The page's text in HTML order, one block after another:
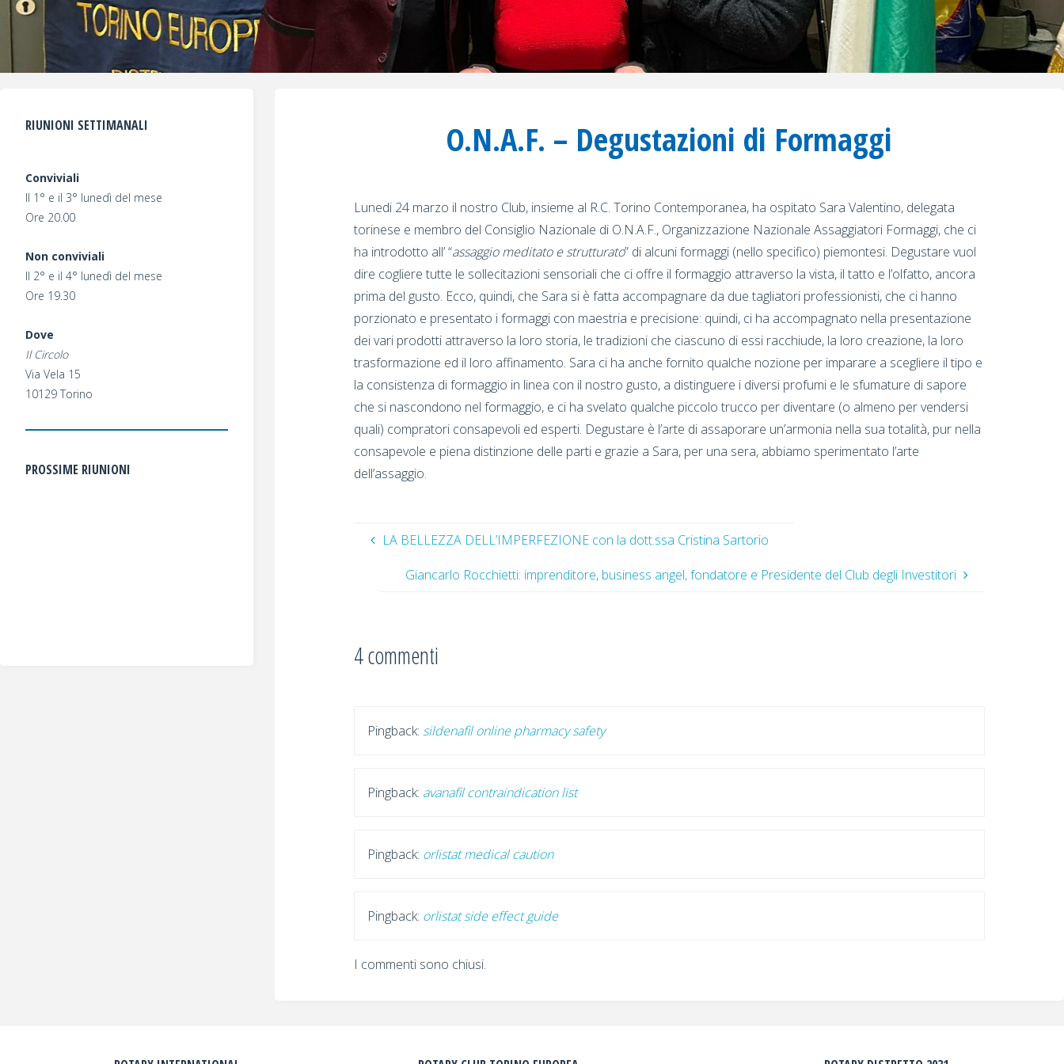
O.N.A.F. – Degustazioni di Formaggi
Lunedi 24 marzo il nostro Club, insieme al R.C. Torino Contemporanea, ha ospitato Sara Valentino, delegata
torinese e membro del Consiglio Nazionale di O.N.A.F., Organizzazione Nazionale Assaggiatori Formaggi, che ci
ha introdotto all’ “assaggio meditato e strutturato” di alcuni formaggi (nello specifico) piemontesi. Degustare vuol
dire cogliere tutte le sollecitazioni sensoriali che ci offre il formaggio attraverso la vista, il tatto e l’olfatto, ancora
prima del gusto. Ecco, quindi, che Sara si è fatta accompagnare da due tagliatori professionisti, che ci hanno
porzionato e presentato i formaggi con maestria e precisione: quindi, ci ha accompagnato nella presentazione
dei vari prodotti attraverso la loro storia, le tradizioni che ciascuno di essi racchiude, la loro creazione, la loro
trasformazione ed il loro affinamento. Sara ci ha anche fornito qualche nozione per imparare a scegliere il tipo e
la consistenza di formaggio in linea con il nostro gusto, a distinguere i diversi profumi e le sfumature di sapore
che si nascondono nel formaggio, e ci ha svelato qualche piccolo trucco per diventare (o almeno per vendersi
quali) compratori consapevoli ed esperti. Degustare è l’arte di assaporare un’armonia nella sua totalità, pur nella
consapevole e piena distinzione delle parti e grazie a Sara, per una sera, abbiamo sperimentato l’arte
dell’assaggio.
LA BELLEZZA DELL’IMPERFEZIONE con la dott.ssa Cristina Sartorio
Giancarlo Rocchietti: imprenditore, business angel, fondatore e Presidente del Club degli Investitori
4 commenti
Pingback: sildenafil online pharmacy safety
Pingback: avanafil contraindication list
Pingback: orlistat medical caution
Pingback: orlistat side effect guide
I commenti sono chiusi.
RIUNIONI SETTIMANALI
Conviviali
Il 1° e il 3° lunedì del mese
Ore 20.00
Non conviviali
Il 2° e il 4° lunedì del mese
Ore 19.30
Dove
Il Circolo
Via Vela 15
10129 Torino
PROSSIME RIUNIONI